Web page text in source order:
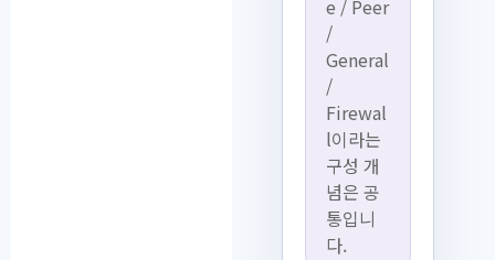
e / Peer
/
General
/
Firewal
l이라는
구성 개
념은 공
통입니
다.